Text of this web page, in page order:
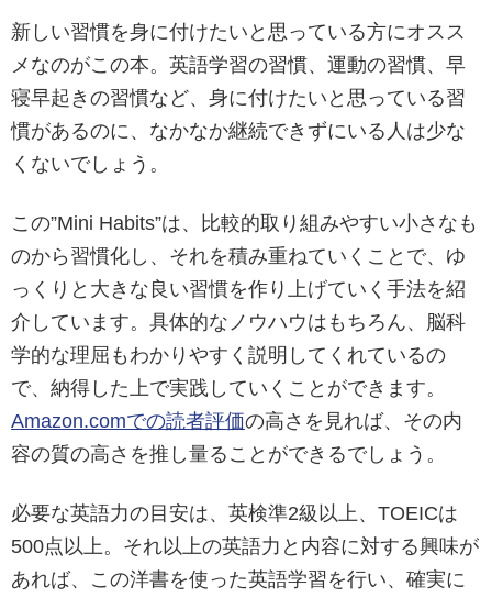
新しい習慣を身に付けたいと思っている方にオスス
メなのがこの本。英語学習の習慣、運動の習慣、早
寝早起きの習慣など、身に付けたいと思っている習
慣があるのに、なかなか継続できずにいる人は少な
くないでしょう。
この”Mini Habits”は、比較的取り組みやすい小さなも
のから習慣化し、それを積み重ねていくことで、ゆ
っくりと大きな良い習慣を作り上げていく手法を紹
介しています。具体的なノウハウはもちろん、脳科
学的な理屈もわかりやすく説明してくれているの
で、納得した上で実践していくことができます。
Amazon.comでの読者評価の高さを見れば、その内
容の質の高さを推し量ることができるでしょう。
必要な英語力の目安は、英検準2級以上、TOEICは
500点以上。それ以上の英語力と内容に対する興味が
あれば、この洋書を使った英語学習を行い、確実に